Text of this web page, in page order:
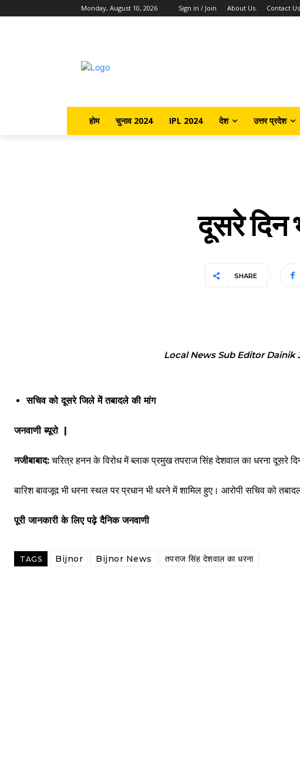
Monday, August 10, 2026 Sign in / Join About Us. Contact
होम चुनाव 2024 IPL 2024 देश उत्तर प्रदेश
दूसरे दिन
SHARE
Local News Sub Editor Dainik
सचिव को दूसरे जिले मेें तबादले की मांग
जनवाणी ब्यूरो |
नजीबाबाद:चरित्र हनन के विरोध में ब्लाक प्रमुख तपराज सिंह देशवाल का धरना दूसरे दिन
बारिश बावजूद भी धरना स्थल पर प्रधान भी धरने में शामिल हुए। आरोपी सचिव को
पूरी जानकारी के लिए पढ़े दैनिक जनवाणी
TAGS Bijnor Bijnor News तपराज सिंह देशवाल का धरना